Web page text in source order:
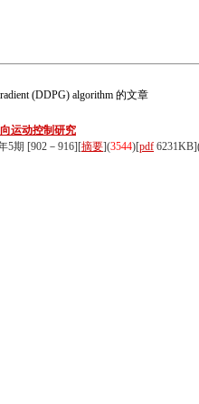
(DDPG) algorithm 的文章
运动控制研究
5期 [902－916][摘要](3544)[pdf 6231KB]